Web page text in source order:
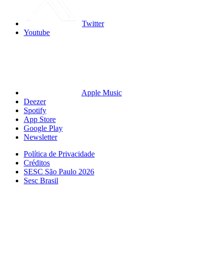
Twitter
Youtube
Apple Music
Deezer
Spotify
App Store
Google Play
Newsletter
Política de Privacidade
Créditos
SESC São Paulo 2026
Sesc Brasil